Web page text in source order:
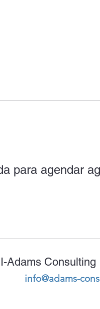
para agendar
Adams Consulting
info@adams-